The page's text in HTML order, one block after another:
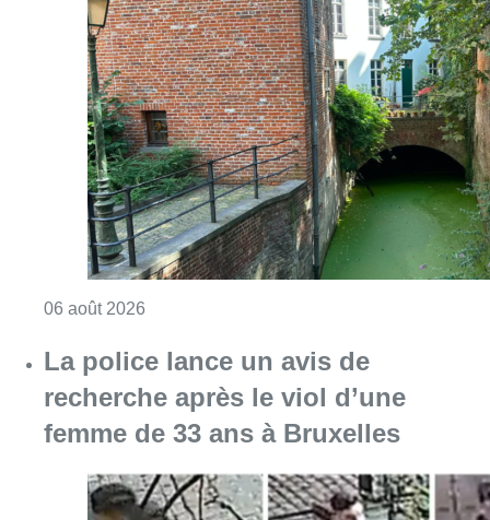
06 août 2026Consulter l'article "Saint-Géry : un ancien
La police lance un avis de
recherche après le viol d’une
femme de 33 ans à Bruxelles